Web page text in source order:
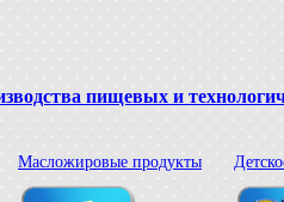
пищевых и
Масложировые продукты